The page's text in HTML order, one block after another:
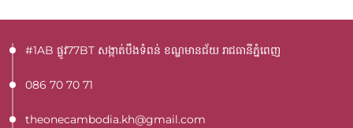
#1AB ផ្លូវ77BT​ សង្កាត់បឹងទំពន់ ខណ្ឌមានជ័យ រាជធានីភ្នំពេញ
086 70 70 71
theonecambodia.kh@gmail.com